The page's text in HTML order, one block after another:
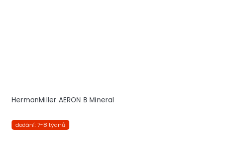
HermanMiller AERON B Mineral
dodání: 7-8 týdnů